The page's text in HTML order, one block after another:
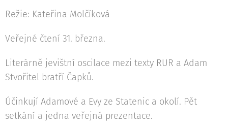
Režie: Kateřina Molčíková
Veřejné čtení 31. března.
Literárně jevištní oscilace mezi texty RUR a Adam
Stvořitel bratří Čapků.
Účinkují Adamové a Evy ze Statenic a okolí. Pět
setkání a jedna veřejná prezentace.